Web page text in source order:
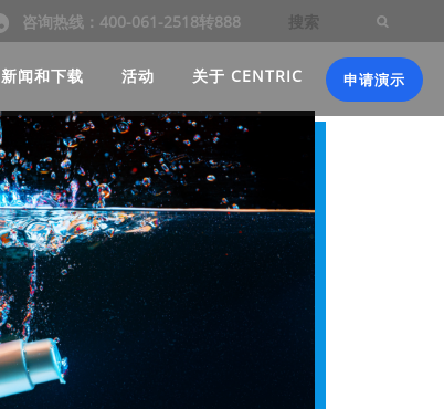
咨询热线：400-061-2518转888
新闻和下载 活动 关于 CENTRIC 申请演示